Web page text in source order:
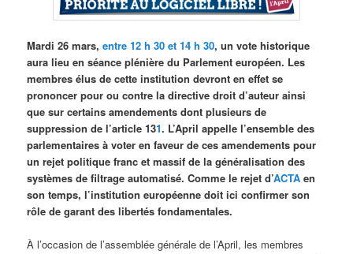
Mardi 26 mars,entre 12 h 30 et 14 h 30, un vote historique
aura lieu en séance plénière du Parlement européen. Les
membres élus de cette institution devront en effet se
prononcer pour ou contre la directive droit d’auteur ainsi
que sur certains amendements dont plusieurs de
suppression de l’article 131. L’April appelle l’ensemble des
parlementaires à voter en faveur de ces amendements pour
un rejet politique franc et massif de la généralisation des
systèmes de filtrage automatisé. Comme le rejet d’ACTA en
son temps, l’institution européenne doit ici confirmer son
rôle de garant des libertés fondamentales.
À l’occasion de l’assemblée générale de l’April, les membres